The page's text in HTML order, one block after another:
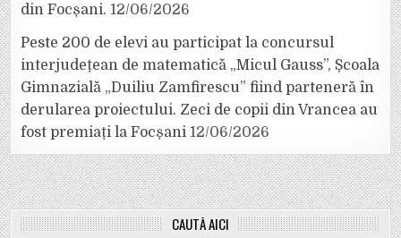
din Focșani. 12/06/2026
Peste 200 de elevi au participat la concursul
interjudețean de matematică „Micul Gauss”, Școala
Gimnazială „Duiliu Zamfirescu” fiind parteneră în
derularea proiectului. Zeci de copii din Vrancea au
fost premiați la Focșani 12/06/2026
CAUTĂ AICI